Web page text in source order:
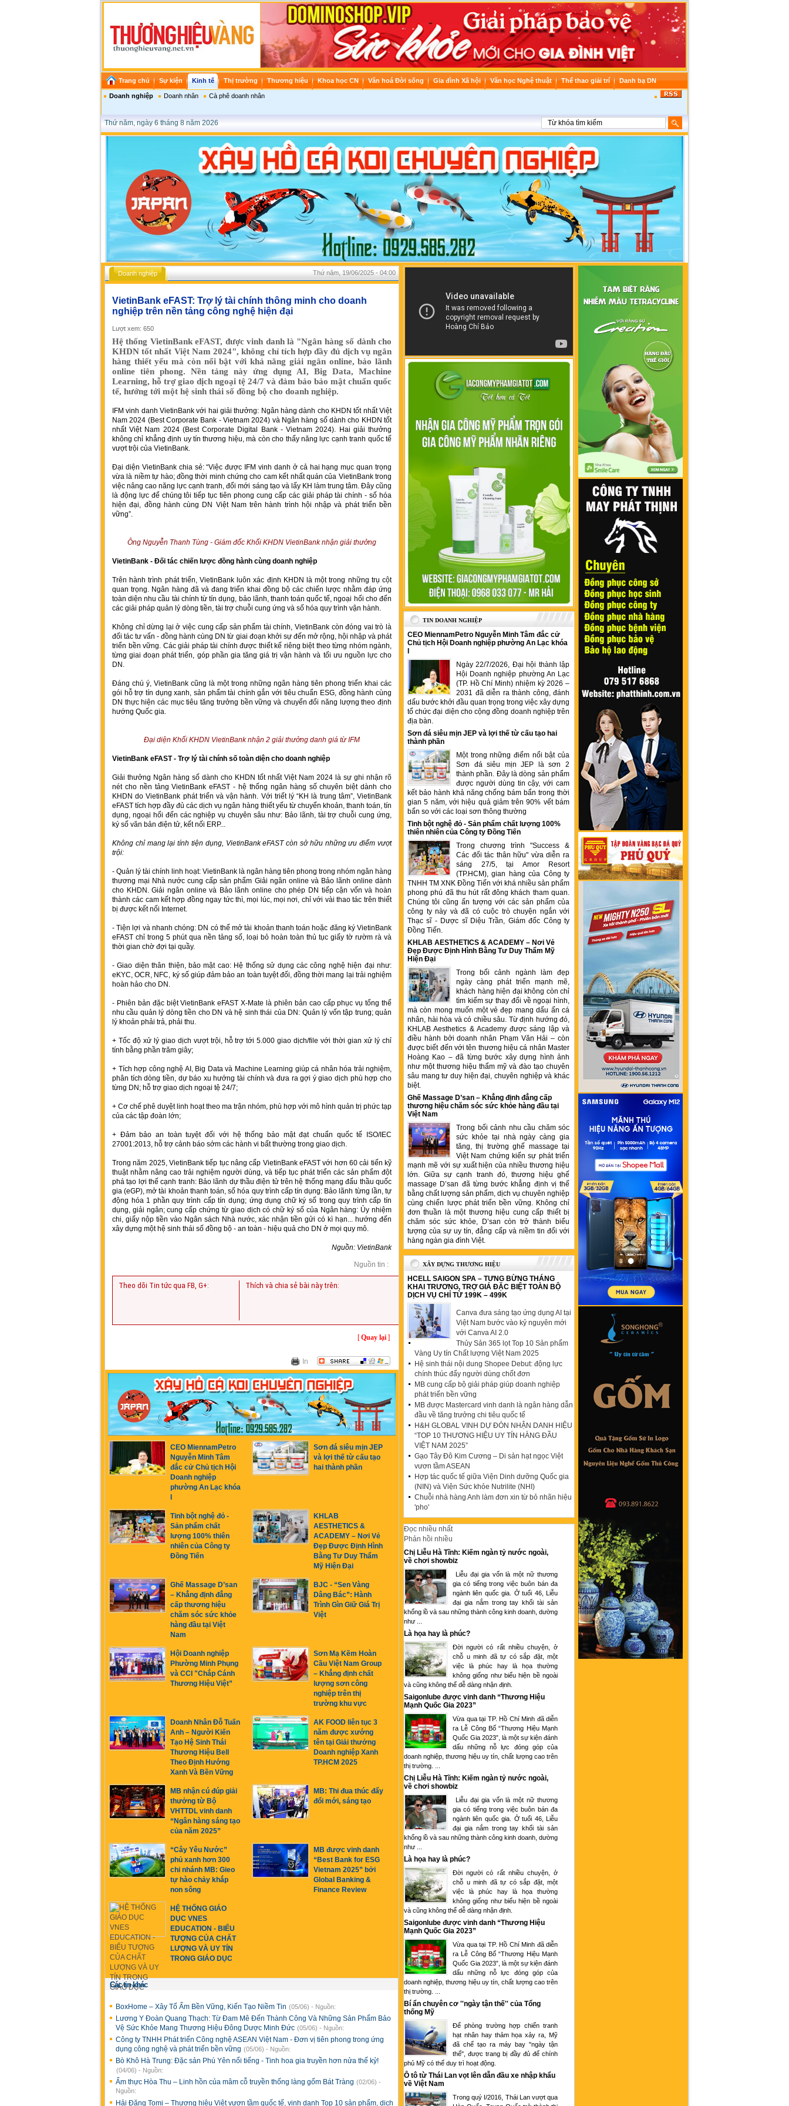
Trang chủ Sự kiện Kinh tế Thị trường Thương hiệu Khoa học CN Văn hoá Đời sống Gia đình Xã hội Văn học Nghệ thuật Thể thao giải trí Danh bạ DN
Doanh nghiệp Doanh nhân Cà phê doanh nhân
Thứ năm, ngày 6 tháng 8 năm 2026
Doanh nghiệp Thứ năm, 19/06/2025 - 04:00
VietinBank eFAST: Trợ lý tài chính thông minh cho doanh
nghiệp trên nền tảng công nghệ hiện đại
Lượt xem: 650
Hệ thống VietinBank eFAST, được vinh danh là "Ngân hàng số dành cho
KHDN tốt nhất Việt Nam 2024", không chỉ tích hợp đầy đủ dịch vụ ngân
hàng thiết yếu mà còn nổi bật với khả năng giải ngân online, bảo lãnh
online tiên phong. Nền tảng này ứng dụng AI, Big Data, Machine
Learning, hỗ trợ giao dịch ngoại tệ 24/7 và đảm bảo bảo mật chuẩn quốc
tế, hướng tới một hệ sinh thái số đồng bộ cho doanh nghiệp.
IFM vinh danh VietinBank với hai giải thưởng: Ngân hàng dành cho KHDN tốt nhất Việt
Nam 2024 (Best Corporate Bank - Vietnam 2024) và Ngân hàng số dành cho KHDN tốt
nhất Việt Nam 2024 (Best Corporate Digital Bank - Vietnam 2024). Hai giải thưởng
không chỉ khẳng định uy tín thương hiệu, mà còn cho thấy năng lực cạnh tranh quốc tế
vượt trội của VietinBank.
Đại diện VietinBank chia sẻ: “Việc được IFM vinh danh ở cả hai hạng mục quan trọng
vừa là niềm tự hào; đồng thời minh chứng cho cam kết nhất quán của VietinBank trong
việc nâng cao năng lực cạnh tranh, đổi mới sáng tạo và lấy KH làm trung tâm. Đây cũng
là động lực để chúng tôi tiếp tục tiên phong cung cấp các giải pháp tài chính - số hóa
hiện đại, đồng hành cùng DN Việt Nam trên hành trình hội nhập và phát triển bền
vững”.
Ông Nguyễn Thanh Tùng - Giám đốc Khối KHDN VietinBank nhận giải thưởng
VietinBank - Đối tác chiến lược đồng hành cùng doanh nghiệp
Trên hành trình phát triển, VietinBank luôn xác định KHDN là một trong những trụ cột
quan trọng. Ngân hàng đã và đang triển khai đồng bộ các chiến lược nhằm đáp ứng
toàn diện nhu cầu tài chính từ tín dụng, bảo lãnh, thanh toán quốc tế, ngoại hối cho đến
các giải pháp quản lý dòng tiền, tài trợ chuỗi cung ứng và số hóa quy trình vận hành.
Không chỉ dừng lại ở việc cung cấp sản phẩm tài chính, VietinBank còn đóng vai trò là
đối tác tư vấn - đồng hành cùng DN từ giai đoạn khởi sự đến mở rộng, hội nhập và phát
triển bền vững. Các giải pháp tài chính được thiết kế riêng biệt theo từng nhóm ngành,
từng giai đoạn phát triển, góp phần gia tăng giá trị vận hành và tối ưu nguồn lực cho
DN.
Đáng chú ý, VietinBank cũng là một trong những ngân hàng tiên phong triển khai các
gói hỗ trợ tín dụng xanh, sản phẩm tài chính gắn với tiêu chuẩn ESG, đồng hành cùng
DN thực hiện các mục tiêu tăng trưởng bền vững và chuyển đổi năng lượng theo định
hướng Quốc gia.
Đại diện Khối KHDN VietinBank nhận 2 giải thưởng danh giá từ IFM
VietinBank eFAST - Trợ lý tài chính số toàn diện cho doanh nghiệp
Giải thưởng Ngân hàng số dành cho KHDN tốt nhất Việt Nam 2024 là sự ghi nhận rõ
nét cho nền tảng VietinBank eFAST - hệ thống ngân hàng số chuyên biệt dành cho
KHDN do VietinBank phát triển và vận hành. Với triết lý “KH là trung tâm”, VietinBank
eFAST tích hợp đầy đủ các dịch vụ ngân hàng thiết yếu từ chuyển khoản, thanh toán, tín
dụng, ngoại hối đến các nghiệp vụ chuyên sâu như: Bảo lãnh, tài trợ chuỗi cung ứng,
ký số văn bản điện tử, kết nối ERP...
Không chỉ mang lại tính tiện dụng, VietinBank eFAST còn sở hữu những ưu điểm vượt
trội:
- Quản lý tài chính linh hoạt: VietinBank là ngân hàng tiên phong trong nhóm ngân hàng
thương mại Nhà nước cung cấp sản phẩm Giải ngân online và Bảo lãnh online dành
cho KHDN. Giải ngân online và Bảo lãnh online cho phép DN tiếp cận vốn và hoàn
thành các cam kết hợp đồng ngay tức thì, mọi lúc, mọi nơi, chỉ với vài thao tác trên thiết
bị được kết nối Internet.
- Tiện lợi và nhanh chóng: DN có thể mở tài khoản thanh toán hoặc đăng ký VietinBank
eFAST chỉ trong 5 phút qua nền tảng số, loại bỏ hoàn toàn thủ tục giấy tờ rườm rà và
thời gian chờ đợi tại quầy.
- Giao diện thân thiện, bảo mật cao: Hệ thống sử dụng các công nghệ hiện đại như:
eKYC, OCR, NFC, ký số giúp đảm bảo an toàn tuyệt đối, đồng thời mang lại trải nghiệm
hoàn hảo cho DN.
- Phiên bản đặc biệt VietinBank eFAST X-Mate là phiên bản cao cấp phục vụ tổng thể
nhu cầu quản lý dòng tiền cho DN và hệ sinh thái của DN: Quản lý vốn tập trung; quản
lý khoản phải trả, phải thu.
+ Tốc độ xử lý giao dịch vượt trội, hỗ trợ tới 5.000 giao dịch/file với thời gian xử lý chỉ
tính bằng phần trăm giây;
+ Tích hợp công nghệ AI, Big Data và Machine Learning giúp cá nhân hóa trải nghiệm,
phân tích dòng tiền, dự báo xu hướng tài chính và đưa ra gợi ý giao dịch phù hợp cho
từng DN; hỗ trợ giao dịch ngoại tệ 24/7;
+ Cơ chế phê duyệt linh hoạt theo ma trận nhóm, phù hợp với mô hình quản trị phức tạp
của các tập đoàn lớn;
+ Đảm bảo an toàn tuyệt đối với hệ thống bảo mật đạt chuẩn quốc tế ISO/IEC
27001:2013, hỗ trợ cảnh báo sớm các hành vi bất thường trong giao dịch.
Trong năm 2025, VietinBank tiếp tục nâng cấp VietinBank eFAST với hơn 60 cải tiến kỹ
thuật nhằm nâng cao trải nghiệm người dùng, và tiếp tục phát triển các sản phẩm đột
phá tạo lợi thế cạnh tranh: Bảo lãnh dự thầu điện tử trên hệ thống mạng đấu thầu quốc
gia (eGP), mở tài khoản thanh toán, số hóa quy trình cấp tín dụng: Bảo lãnh từng lần, tự
động hóa 1 phần quy trình cấp tín dụng; ứng dụng chữ ký số trong quy trình cấp tín
dụng, giải ngân; cung cấp chứng từ giao dịch có chữ ký số của Ngân hàng: Ủy nhiệm
chi, giấy nộp tiền vào Ngân sách Nhà nước, xác nhận tiền gửi có kì hạn... hướng đến
xây dựng một hệ sinh thái số đồng bộ - an toàn - hiệu quả cho DN ở mọi quy mô.
Nguồn: VietinBank
Nguồn tin :
Theo dõi Tin tức qua FB, G+: Thích và chia sẻ bài này trên:
[Quay lại ]
In
CEO MiennamPetro
Nguyễn Minh Tâm
đắc cử Chủ tịch Hội
Doanh nghiệp
phường An Lạc khóa
Sơn đá siêu mịn JEP
và lợi thế từ cấu tạo
hai thành phần
Tinh bột nghệ đỏ -
Sản phẩm chất
lượng 100% thiên
nhiên của Công ty
Đồng Tiến
KHLAB
AESTHETICS &
ACADEMY – Nơi Vẻ
Đẹp Được Định Hình
Bằng Tư Duy Thẩm
Mỹ Hiện Đại
Ghế Massage D’san
– Khẳng định đẳng
cấp thương hiệu
chăm sóc sức khỏe
hàng đầu tại Việt
Nam
BJC - “Sen Vàng
Dâng Bác”: Hành
Trình Gìn Giữ Giá Trị
Việt
Hội Doanh nghiệp
Phường Minh Phụng
và CCI "Chắp Cánh
Thương Hiệu Việt”
Sơn Mạ Kẽm Hoàn
Cầu Việt Nam Group
– Khẳng định chất
lượng sơn công
nghiệp trên thị
trường khu vực
Doanh Nhân Đỗ Tuấn
Anh – Người Kiến
Tạo Hệ Sinh Thái
Thương Hiệu Bell
Theo Định Hướng
Xanh Và Bền Vững
AK FOOD liên tục 3
năm được xướng
tên tại Giải thưởng
Doanh nghiệp Xanh
TP.HCM 2025
MB nhận cú đúp giải
thưởng từ Bộ
VHTTDL vinh danh
“Ngân hàng sáng tạo
của năm 2025”
MB: Thi đua thúc đẩy
đổi mới, sáng tạo
“Cây Yêu Nước”
phủ xanh hơn 300
chi nhánh MB: Gieo
tự hào chảy khắp
non sông
MB được vinh danh
“Best Bank for ESG
Vietnam 2025” bởi
Global Banking &
Finance Review
HỆ THỐNG GIÁO
DỤC VNES
EDUCATION - BIỂU
TƯỢNG CỦA CHẤT
LƯỢNG VÀ UY TÍN
TRONG GIÁO DỤC
Các tin khác
BoxHome – Xây Tổ Ấm Bền Vững, Kiến Tạo Niềm Tin (05/06) - Nguồn:
Lương Y Đoàn Quang Thạch: Từ Đam Mê Đến Thành Công Và Những Sản Phẩm Bảo
Vệ Sức Khỏe Mang Thương Hiệu Đông Dược Minh Đức (05/06) - Nguồn:
Công ty TNHH Phát triển Công nghệ ASEAN Việt Nam - Đơn vị tiên phong trong ứng
dụng công nghệ và phát triển bền vững (05/06) - Nguồn:
Bò Khô Hà Trung: Đặc sản Phú Yên nổi tiếng - Tinh hoa gia truyền hơn nửa thế kỷ!
(04/06) - Nguồn:
Ẩm thực Hòa Thu – Linh hồn của mâm cỗ truyền thống làng gốm Bát Tràng (02/06) -
Nguồn:
Hải Đăng Tomi – Thương hiệu Việt vươn tầm quốc tế, vinh danh Top 10 sản phẩm, dịch
TIN DOANH NGHIỆP
CEO MiennamPetro Nguyễn Minh Tâm đắc cử
Chủ tịch Hội Doanh nghiệp phường An Lạc khóa
Ngày 22/7/2026, Đại hội thành lập
Hội Doanh nghiệp phường An Lạc
(TP. Hồ Chí Minh) nhiệm kỳ 2026 –
2031 đã diễn ra thành công, đánh
dấu bước khởi đầu quan trọng trong việc xây dựng
tổ chức đại diện cho cộng đồng doanh nghiệp trên
địa bàn.
Sơn đá siêu mịn JEP và lợi thế từ cấu tạo hai
thành phần
Một trong những điểm nổi bật của
Sơn đá siêu mịn JEP là sơn 2
thành phần. Đây là dòng sản phẩm
được người dùng tin cậy, với cam
kết bảo hành khả năng chống bám bẩn trong thời
gian 5 năm, với hiệu quả giảm trên 90% vết bám
bẩn so với các loại sơn thông thường
Tinh bột nghệ đỏ - Sản phẩm chất lượng 100%
thiên nhiên của Công ty Đồng Tiến
Trong chương trình "Success &
Các đối tác thân hữu" vừa diễn ra
sáng 27/5, tại Amor Resort
(TP.HCM), gian hàng của Công ty
TNHH TM XNK Đồng Tiến với khá nhiều sản phẩm
phong phú đã thu hút rất đông khách tham quan.
Chúng tôi cũng ấn tượng với các sản phẩm của
công ty này và đã có cuộc trò chuyện ngắn với
Thạc sĩ - Dược sĩ Diệu Trần, Giám đốc Công ty
Đồng Tiến.
KHLAB AESTHETICS & ACADEMY – Nơi Vẻ
Đẹp Được Định Hình Bằng Tư Duy Thẩm Mỹ
Hiện Đại
Trong bối cảnh ngành làm đẹp
ngày càng phát triển mạnh mẽ,
khách hàng hiện đại không còn chỉ
tìm kiếm sự thay đổi về ngoại hình,
mà còn mong muốn một vẻ đẹp mang dấu ấn cá
nhân, hài hòa và có chiều sâu. Từ định hướng đó,
KHLAB Aesthetics & Academy được sáng lập và
điều hành bởi doanh nhân Phạm Văn Hải – còn
được biết đến với tên thương hiệu cá nhân Master
Hoàng Kao – đã từng bước xây dựng hình ảnh
như một thương hiệu thẩm mỹ và đào tạo chuyên
sâu mang tư duy hiện đại, chuyên nghiệp và khác
biệt.
Ghế Massage D’san – Khẳng định đẳng cấp
thương hiệu chăm sóc sức khỏe hàng đầu tại
Việt Nam
Trong bối cảnh nhu cầu chăm sóc
sức khỏe tại nhà ngày càng gia
tăng, thị trường ghế massage tại
Việt Nam chứng kiến sự phát triển
mạnh mẽ với sự xuất hiện của nhiều thương hiệu
lớn. Giữa sự cạnh tranh đó, thương hiệu ghế
massage D’san đã từng bước khẳng định vị thế
bằng chất lượng sản phẩm, dịch vụ chuyên nghiệp
cùng chiến lược phát triển bền vững. Không chỉ
đơn thuần là một thương hiệu cung cấp thiết bị
chăm sóc sức khỏe, D’san còn trở thành biểu
tượng của sự uy tín, đẳng cấp và niềm tin đối với
hàng ngàn gia đình Việt.
XÂY DỰNG THƯƠNG HIỆU
HCELL SAIGON SPA – TƯNG BỪNG THÁNG
KHAI TRƯƠNG, TRỢ GIÁ ĐẶC BIỆT TOÀN BỘ
DỊCH VỤ CHỈ TỪ 199K – 499K
Canva đưa sáng tạo ứng dụng AI tại
Việt Nam bước vào kỷ nguyên mới
với Canva AI 2.0
Thủy Sản 365 lọt Top 10 Sản phẩm
Vàng Uy tín Chất lượng Việt Nam 2025
Hệ sinh thái nội dung Shopee Debut: động lực
chính thúc đẩy người dùng chốt đơn
MB cung cấp bộ giải pháp giúp doanh nghiệp
phát triển bền vững
MB được Mastercard vinh danh là ngân hàng dẫn
đầu về tăng trưởng chi tiêu quốc tế
H&H GLOBAL VINH DỰ ĐÓN NHẬN DANH HIỆU
“TOP 10 THƯƠNG HIỆU UY TÍN HÀNG ĐẦU
VIỆT NAM 2025”
Gạo Tây Đô Kim Cương – Di sản hạt ngọc Việt
vươn tầm ASEAN
Hợp tác quốc tế giữa Viện Dinh dưỡng Quốc gia
(NIN) và Viện Sức khỏe Nutrilite (NHI)
Chuỗi nhà hàng Anh làm đơn xin từ bỏ nhãn hiệu
'pho'
Đọc nhiều nhất
Phản hồi nhiều
Chị Liễu Hà Tĩnh: Kiếm ngàn tỷ nước ngoài,
về chơi showbiz
Liễu đại gia vốn là một nữ thương
gia có tiếng trong việc buôn bán đa
ngành liên quốc gia. Ở tuổi 46, Liễu
đại gia nắm trong tay khối tài sản
khổng lồ và sau những thành công kinh doanh, dường
như ...
Là họa hay là phúc?
Đời người có rất nhiều chuyện, ở
chỗ u minh đã tự có sắp đặt, một
việc là phúc hay là họa thường
không giống như biểu hiện bề ngoài
và cũng không thể dễ dàng nhận định.
Saigonlube được vinh danh “Thương Hiệu
Mạnh Quốc Gia 2023”
Vừa qua tại TP. Hồ Chí Minh đã diễn
ra Lễ Công Bố “Thương Hiệu Mạnh
Quốc Gia 2023”, là một sự kiện đánh
dấu những nỗ lực đóng góp của
doanh nghiệp, thương hiệu uy tín, chất lượng cao trên
thị trường. ...
Chị Liễu Hà Tĩnh: Kiếm ngàn tỷ nước ngoài,
về chơi showbiz
Liễu đại gia vốn là một nữ thương
gia có tiếng trong việc buôn bán đa
ngành liên quốc gia. Ở tuổi 46, Liễu
đại gia nắm trong tay khối tài sản
khổng lồ và sau những thành công kinh doanh, dường
như ...
Là họa hay là phúc?
Đời người có rất nhiều chuyện, ở
chỗ u minh đã tự có sắp đặt, một
việc là phúc hay là họa thường
không giống như biểu hiện bề ngoài
và cũng không thể dễ dàng nhận định.
Saigonlube được vinh danh “Thương Hiệu
Mạnh Quốc Gia 2023”
Vừa qua tại TP. Hồ Chí Minh đã diễn
ra Lễ Công Bố “Thương Hiệu Mạnh
Quốc Gia 2023”, là một sự kiện đánh
dấu những nỗ lực đóng góp của
doanh nghiệp, thương hiệu uy tín, chất lượng cao trên
thị trường. ...
Bí ẩn chuyên cơ ''ngày tận thế'' của Tổng
thống Mỹ
Để phòng trường hợp chiến tranh
hạt nhân hay thảm họa xảy ra, Mỹ
đã chế tạo ra máy bay "ngày tận
thế", được trang bị đầy đủ để chính
phủ Mỹ có thể duy trì hoạt động.
Ô tô từ Thái Lan vọt lên dẫn đầu xe nhập khẩu
về Việt Nam
Trong quý I/2016, Thái Lan vượt qua